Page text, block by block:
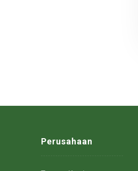
Perusahaan